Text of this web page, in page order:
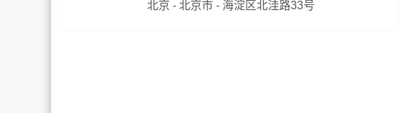
北京 - 北京市 - 海淀区北洼路33号